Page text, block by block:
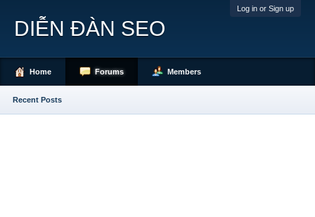
Log in or Sign up
DIỄN ĐÀN SEO
Home Forums
Recent Posts
Members